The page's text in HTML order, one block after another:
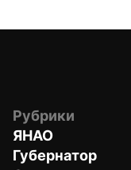
Рубрики
ЯНАО
Губернатор